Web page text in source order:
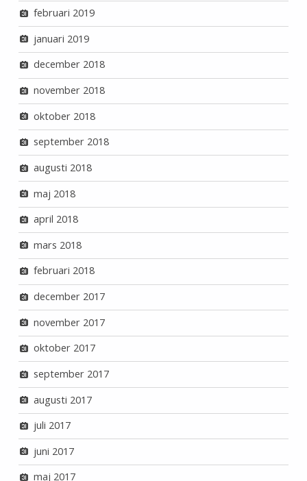
februari 2019
januari 2019
december 2018
november 2018
oktober 2018
september 2018
augusti 2018
maj 2018
april 2018
mars 2018
februari 2018
december 2017
november 2017
oktober 2017
september 2017
augusti 2017
juli 2017
juni 2017
maj 2017